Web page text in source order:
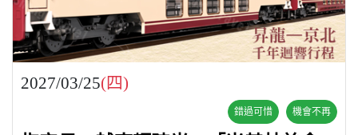
2027/03/25(四)
錯過可惜 機會不再